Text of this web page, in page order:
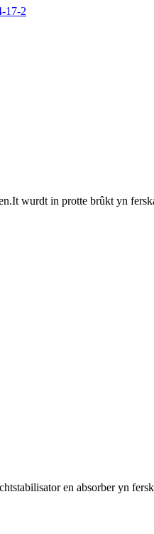
wurdt in protte brûkt yn
en absorber yn